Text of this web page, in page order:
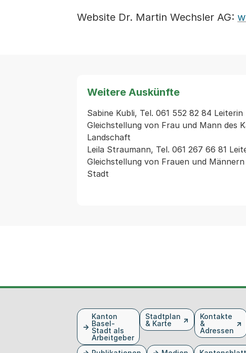
Website Dr. Martin Wechsler AG:
Weitere Auskünfte
Sabine Kubli, Tel. 061 552 82 84
Gleichstellung von Frau und Mann des
Landschaft
Leila Straumann, Tel. 061 267 66 81
Gleichstellung von Frauen und
Stadt
Kanton
Basel-
Stadt als
Arbeitgeber
Stadtplan
& Karte
Kontakte
&
Adressen